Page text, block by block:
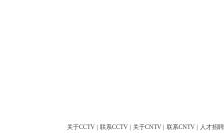
关于CCTV 联系CCTV 关于CNTV 联系CNTV 人才招聘